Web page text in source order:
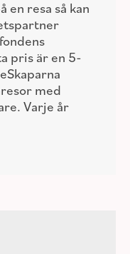
en resa så kan
pris är en 5-
med
Varje år